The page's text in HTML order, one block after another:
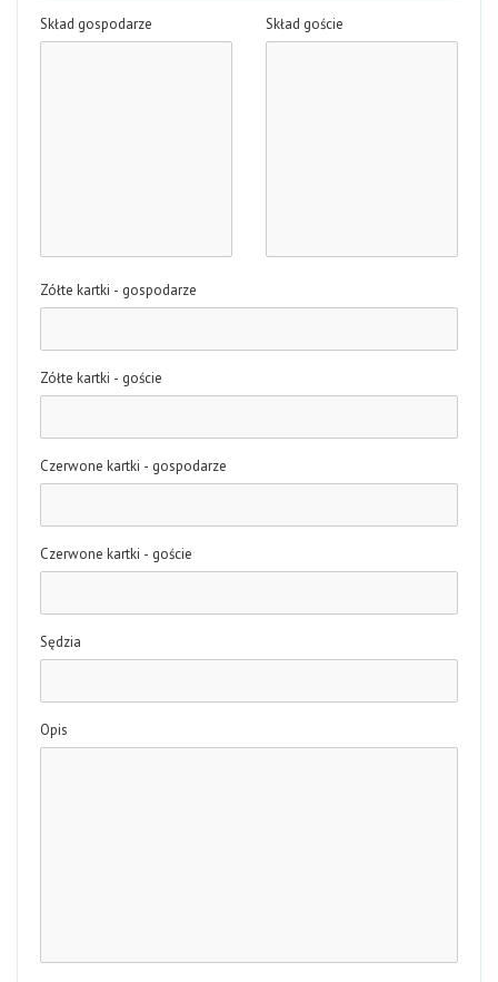
Skład gospodarze Skład goście
Zółte kartki - gospodarze
Zółte kartki - goście
Czerwone kartki - gospodarze
Czerwone kartki - goście
Sędzia
Opis